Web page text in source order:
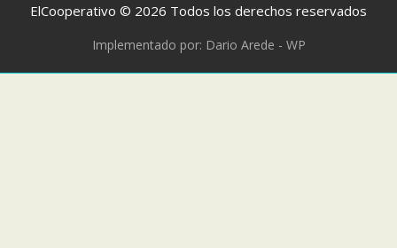
ElCooperativo © 2026 Todos los derechos reservados